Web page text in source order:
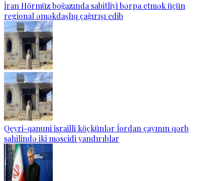
İran Hörmüz boğazında sabitliyi bərpa etmək üçün
regional əməkdaşlıq çağırışı edib
Qeyri-qanuni israilli köçkünlər İordan çayının qərb
sahilində iki məscidi yandırıblar